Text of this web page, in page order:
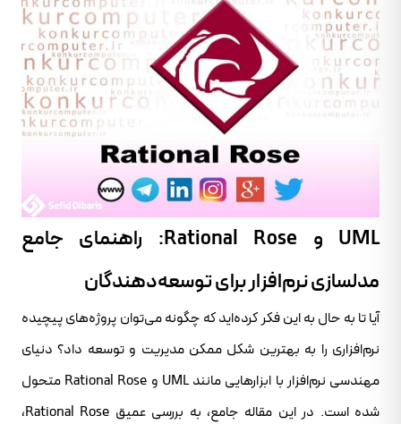
UML و Rational Rose: راهنمای جامع
مدلسازی نرم‌افزار برای توسعه‌دهندگان
آیا تا به حال به این فکر کرده‌اید که چگونه می‌توان پروژه‌های پیچیده
نرم‌افزاری را به بهترین شکل ممکن مدیریت و توسعه داد؟ دنیای
مهندسی نرم‌افزار با ابزارهایی مانند UML و Rational Rose متحول
شده است. در این مقاله جامع، به بررسی عمیق Rational Rose،